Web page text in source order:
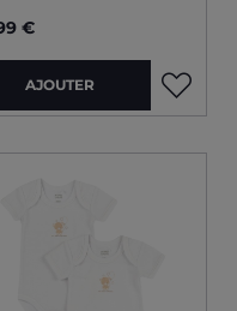
€
AJOUTER